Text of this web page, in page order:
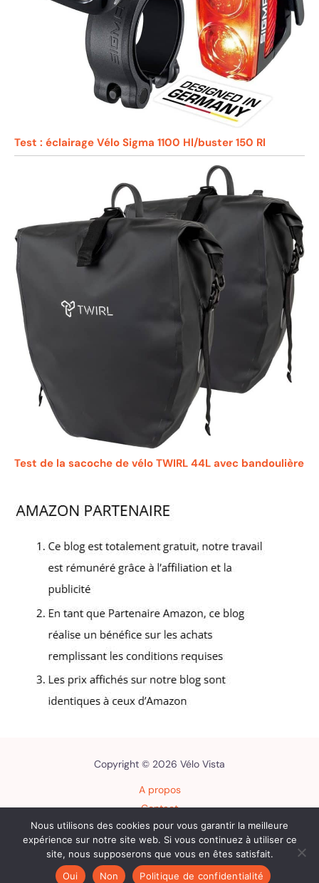
Test : éclairage Vélo Sigma 1100 Hl/buster 150 Rl
Test de la sacoche de vélo TWIRL 44L avec bandoulière
Copyright © 2026 Vélo Vista
A propos
Contact
Plan du site
Mentions légales
Politique de confidentialité
Nous utilisons des cookies pour vous garantir la meilleure
expérience sur notre site web. Si vous continuez à utiliser ce
site, nous supposerons que vous en êtes satisfait.
Oui
Non Politique de confidentialité